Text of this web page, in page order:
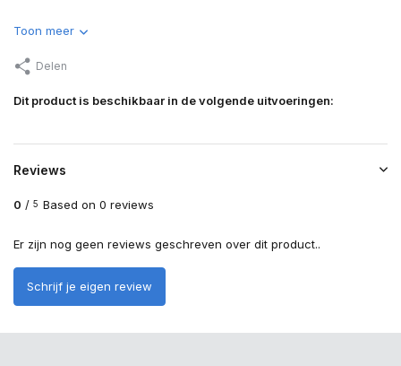
Toon meer
Delen
Dit product is beschikbaar in de volgende uitvoeringen:
Reviews
0 / 5 Based on 0 reviews
Er zijn nog geen reviews geschreven over dit product..
Schrijf je eigen review